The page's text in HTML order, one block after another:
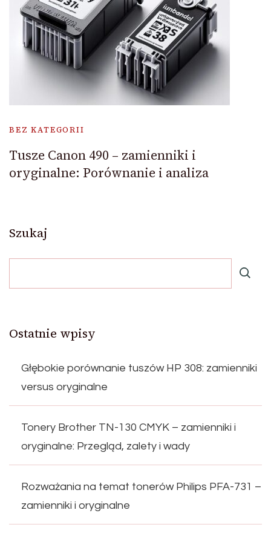
BEZ KATEGORII
Tusze Canon 490 – zamienniki i
oryginalne: Porównanie i analiza
Szukaj
Ostatnie wpisy
Głębokie porównanie tuszów HP 308: zamienniki
versus oryginalne
Tonery Brother TN-130 CMYK – zamienniki i
oryginalne: Przegląd, zalety i wady
Rozważania na temat tonerów Philips PFA-731 –
zamienniki i oryginalne